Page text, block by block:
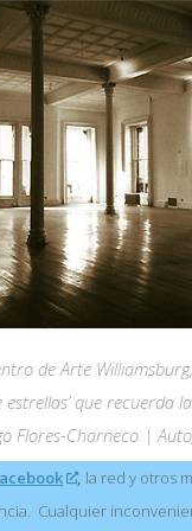
de Arte
que recuerda
Flores-Charneco |
, la red y otros
Cualquier